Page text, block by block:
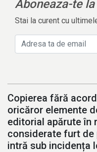
Aboneaza-te
Stai la curent cu
Copierea fără
oricăror elemente
editorial apărute în
considerate furt
intră sub incidența